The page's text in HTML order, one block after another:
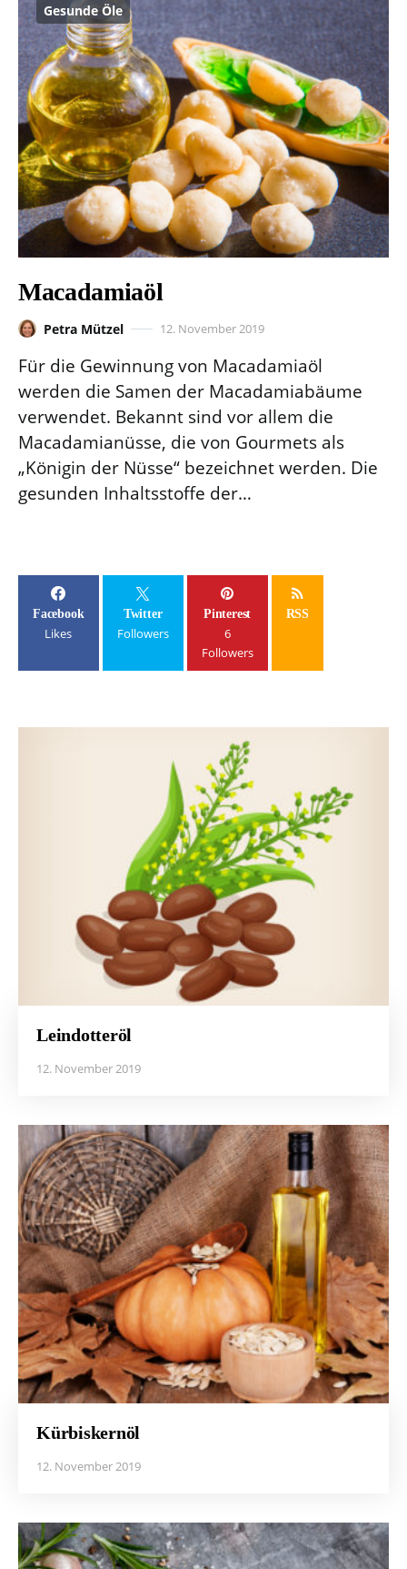
Gesunde Öle
Macadamiaöl
Petra Mützel 12. November 2019
Für die Gewinnung von Macadamiaöl
werden die Samen der Macadamiabäume
verwendet. Bekannt sind vor allem die
Macadamianüsse, die von Gourmets als
„Königin der Nüsse“ bezeichnet werden. Die
gesunden Inhaltsstoffe der…
Facebook
Likes
Twitter
Followers
Pinterest
6
Followers
RSS
Leindotteröl
12. November 2019
Kürbiskernöl
12. November 2019